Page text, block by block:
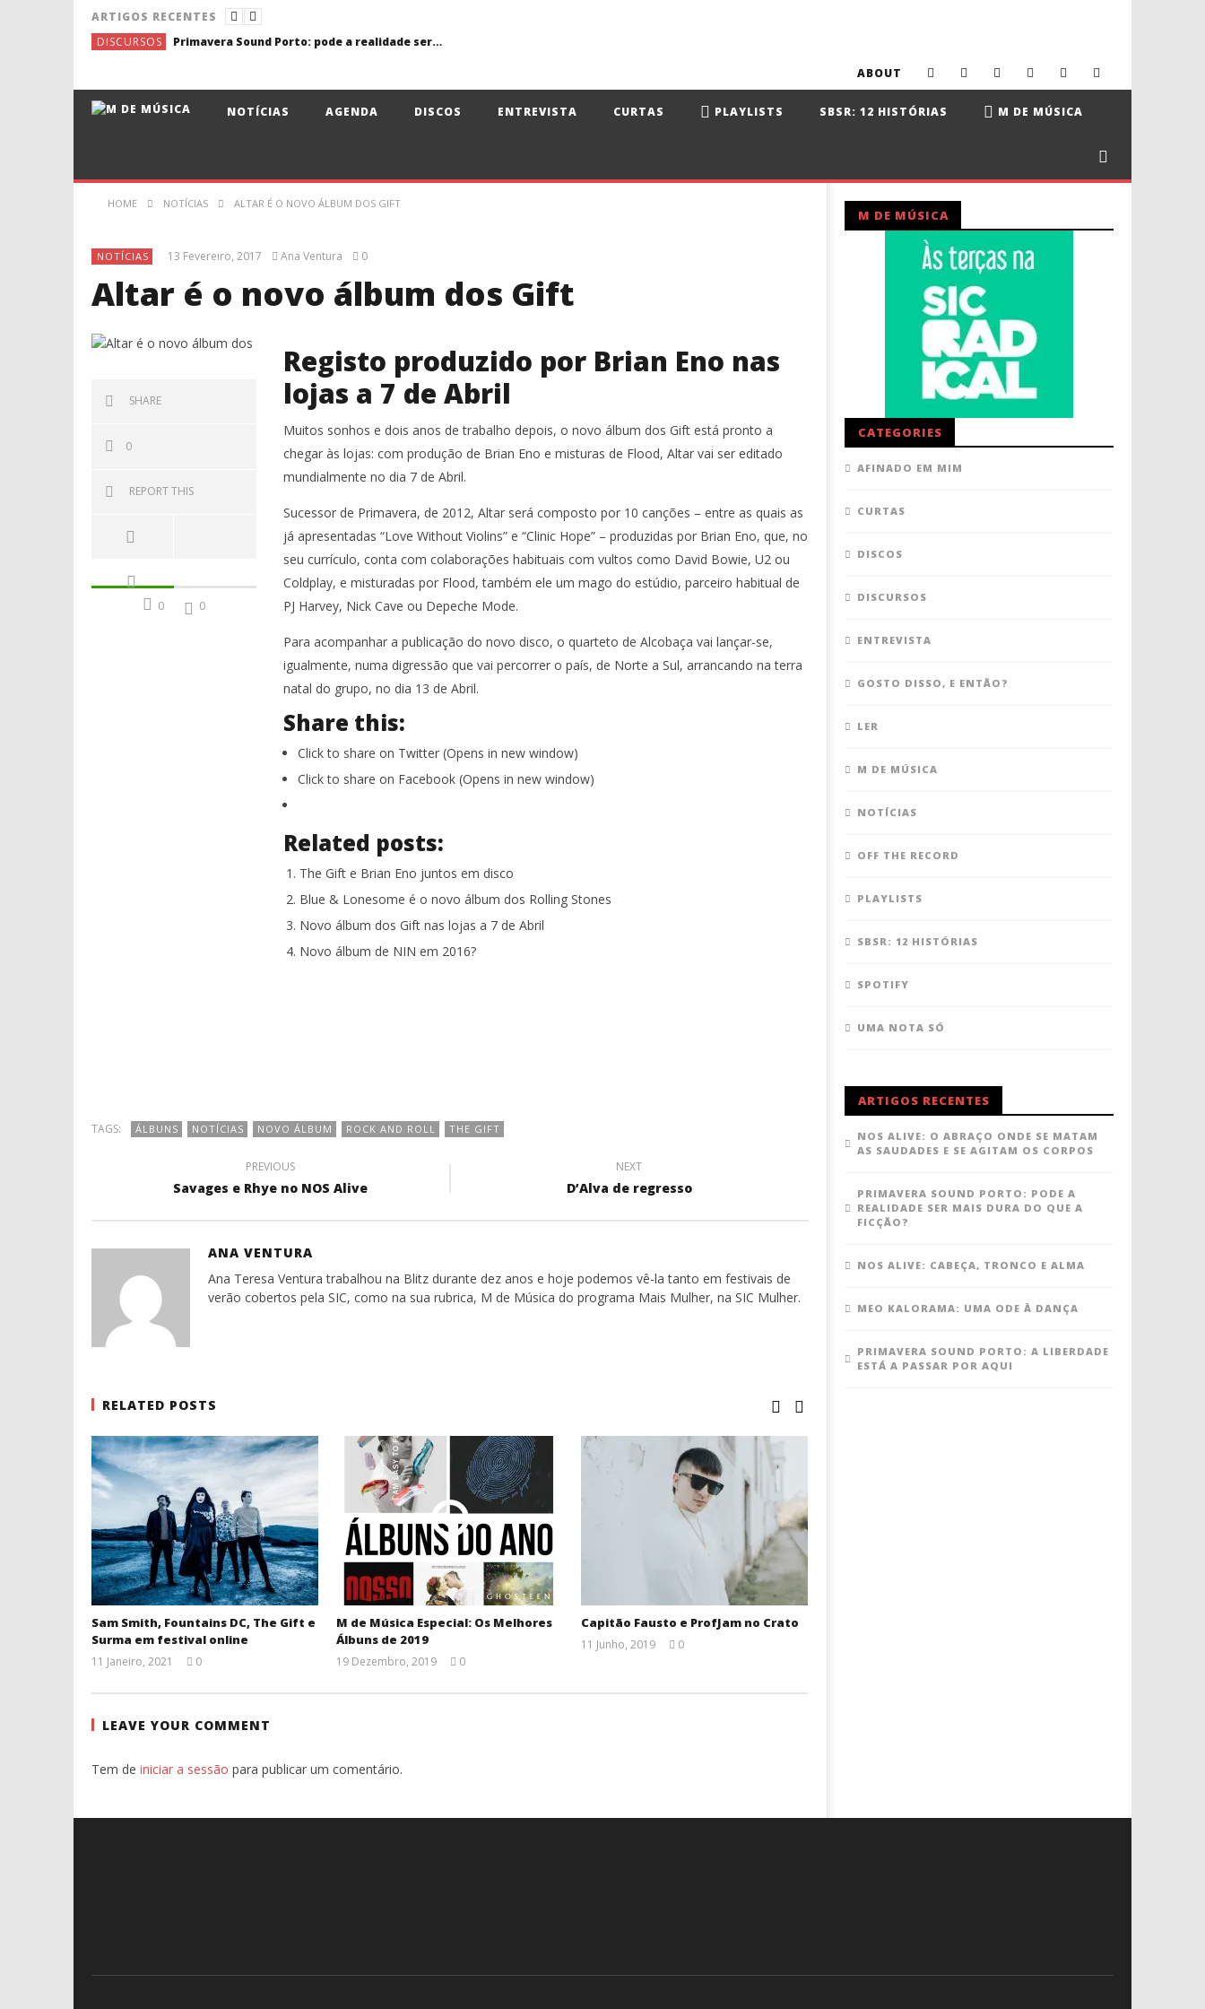
ARTIGOS RECENTES
DISCURSOS
Primavera Sound Porto: pode a realidade ser mais dura do que a ficção?
ABOUT
NOTÍCIAS AGENDA DISCOS ENTREVISTA CURTAS PLAYLISTS SBSR: 12 HISTÓRIAS M DE MÚSICA
HOME NOTÍCIAS ALTAR É O NOVO ÁLBUM DOS GIFT
NOTÍCIAS 13 Fevereiro, 2017 Ana Ventura 0
Altar é o novo álbum dos Gift
SHARE
0
REPORT THIS
0 0
Registo produzido por Brian Eno nas
lojas a 7 de Abril
Muitos sonhos e dois anos de trabalho depois, o novo álbum dos Gift está pronto a
chegar às lojas: com produção de Brian Eno e misturas de Flood, Altar vai ser editado
mundialmente no dia 7 de Abril.
Sucessor de Primavera, de 2012, Altar será composto por 10 canções – entre as quais as
já apresentadas “Love Without Violins” e “Clinic Hope” – produzidas por Brian Eno, que, no
seu currículo, conta com colaborações habituais com vultos como David Bowie, U2 ou
Coldplay, e misturadas por Flood, também ele um mago do estúdio, parceiro habitual de
PJ Harvey, Nick Cave ou Depeche Mode.
Para acompanhar a publicação do novo disco, o quarteto de Alcobaça vai lançar-se,
igualmente, numa digressão que vai percorrer o país, de Norte a Sul, arrancando na terra
natal do grupo, no dia 13 de Abril.
Share this:
Click to share on Twitter (Opens in new window)
Click to share on Facebook (Opens in new window)
Related posts:
The Gift e Brian Eno juntos em disco
Blue & Lonesome é o novo álbum dos Rolling Stones
Novo álbum dos Gift nas lojas a 7 de Abril
Novo álbum de NIN em 2016?
TAGS: ÁLBUNS NOTÍCIAS NOVO ÁLBUM ROCK AND ROLL THE GIFT
PREVIOUS
Savages e Rhye no NOS Alive
NEXT
D’Alva de regresso
ANA VENTURA
Ana Teresa Ventura trabalhou na Blitz durante dez anos e hoje podemos vê-la tanto em festivais de
verão cobertos pela SIC, como na sua rubrica, M de Música do programa Mais Mulher, na SIC Mulher.
RELATED POSTS
Sam Smith, Fountains DC, The Gift e
Surma em festival online
11 Janeiro, 2021
Ventura
0
M de Música Especial: Os Melhores
Álbuns de 2019
19 Dezembro, 2019
Ventura
0
Capitão Fausto e ProfJam no Crato
11 Junho, 2019
0
LEAVE YOUR COMMENT
Tem de iniciar a sessão para publicar um comentário.
M DE MÚSICA
CATEGORIES
AFINADO EM MIM
CURTAS
DISCOS
DISCURSOS
ENTREVISTA
GOSTO DISSO, E ENTÃO?
LER
M DE MÚSICA
NOTÍCIAS
OFF THE RECORD
PLAYLISTS
SBSR: 12 HISTÓRIAS
SPOTIFY
UMA NOTA SÓ
ARTIGOS RECENTES
NOS ALIVE: O ABRAÇO ONDE SE MATAM
AS SAUDADES E SE AGITAM OS CORPOS
PRIMAVERA SOUND PORTO: PODE A
REALIDADE SER MAIS DURA DO QUE A
FICÇÃO?
NOS ALIVE: CABEÇA, TRONCO E ALMA
MEO KALORAMA: UMA ODE À DANÇA
PRIMAVERA SOUND PORTO: A LIBERDADE
ESTÁ A PASSAR POR AQUI